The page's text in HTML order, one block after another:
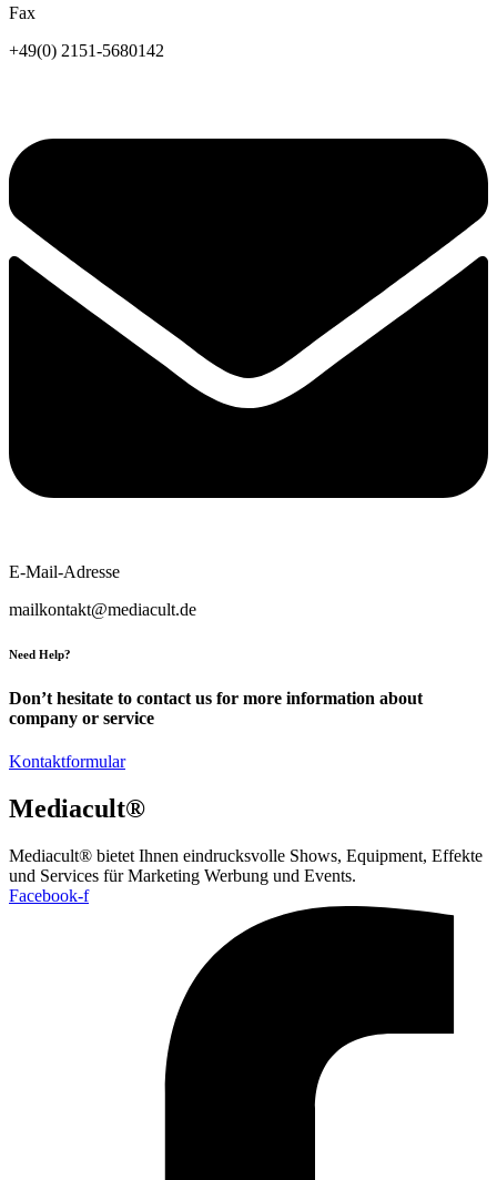
Fax
+49(0) 2151-5680142
E-Mail-Adresse
mailkontakt@mediacult.de
Need Help?
Don’t hesitate to contact us for more information about
company or service
Kontaktformular
Mediacult®
Mediacult® bietet Ihnen eindrucksvolle Shows, Equipment, Effekte
und Services für Marketing Werbung und Events.
Facebook-f